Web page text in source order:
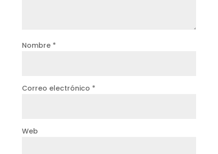
Nombre *
Correo electrónico *
Web